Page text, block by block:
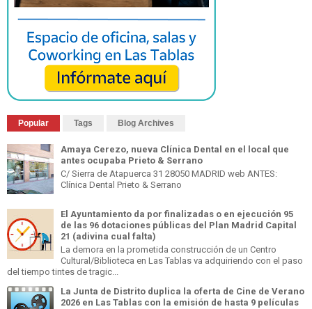
Popular Tags Blog Archives
Amaya Cerezo, nueva Clínica Dental en el local que
antes ocupaba Prieto & Serrano
C/ Sierra de Atapuerca 31 28050 MADRID web ANTES:
Clínica Dental Prieto & Serrano
El Ayuntamiento da por finalizadas o en ejecución 95
de las 96 dotaciones públicas del Plan Madrid Capital
21 (adivina cual falta)
La demora en la prometida construcción de un Centro
Cultural/Biblioteca en Las Tablas va adquiriendo con el paso
del tiempo tintes de tragic...
La Junta de Distrito duplica la oferta de Cine de Verano
2026 en Las Tablas con la emisión de hasta 9 películas